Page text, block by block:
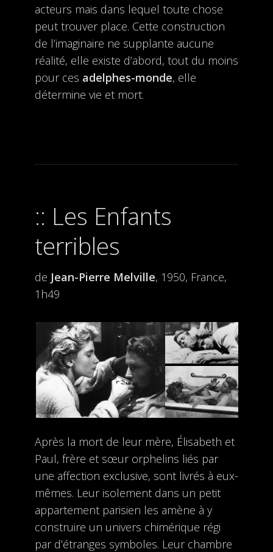
acteurs mais dans lequel toute chose
peut trouver place. Cette construction
de l’imaginaire ne supplante aucune
réalité, elle existe d’abord, tout du moins
pour ces adelphes-monde, elle
détermine vie et mort.
Les Enfants
terribles
de Jean-Pierre Melville, 1950, France,
1h49
Après la mort de leur mère, Élisabeth et
Paul, frère et sœur orphelins liés par
une affection exclusive, sont livrés à eux-
mêmes. Leur isolement dans un petit
appartement parisien les amène à y
construire un univers chimérique régi
par d’étranges symboles. Leur chambre